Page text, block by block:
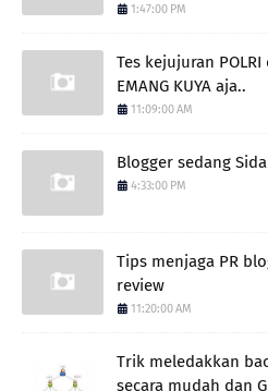
1:47:00 PM
Tes kejujuran
EMANG KUYA aja..
11:09:00 AM
Blogger sedang
4:33:00 PM
Tips menjaga PR
review
11:20:00 AM
Trik meledakkan
secara mudah dan